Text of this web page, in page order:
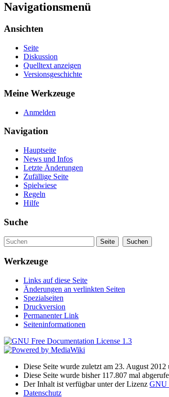
Navigationsmenü
Ansichten
Seite
Diskussion
Quelltext anzeigen
Versionsgeschichte
Meine Werkzeuge
Anmelden
Navigation
Hauptseite
News und Infos
Letzte Änderungen
Zufällige Seite
Spielwiese
Regeln
Hilfe
Suche
Werkzeuge
Links auf diese Seite
Änderungen an verlinkten Seiten
Spezialseiten
Druckversion
Permanenter Link
Seiteninformationen
Diese Seite wurde zuletzt am 23. August
Diese Seite wurde bisher 117.807 mal
Der Inhalt ist verfügbar unter der Lizenz GNU
Datenschutz